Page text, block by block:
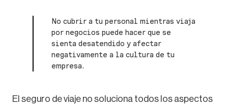
No cubrir a tu personal mientras viaja
por negocios puede hacer que se
sienta desatendido y afectar
negativamente a la cultura de tu
empresa.
El seguro de viaje no soluciona todos los aspectos